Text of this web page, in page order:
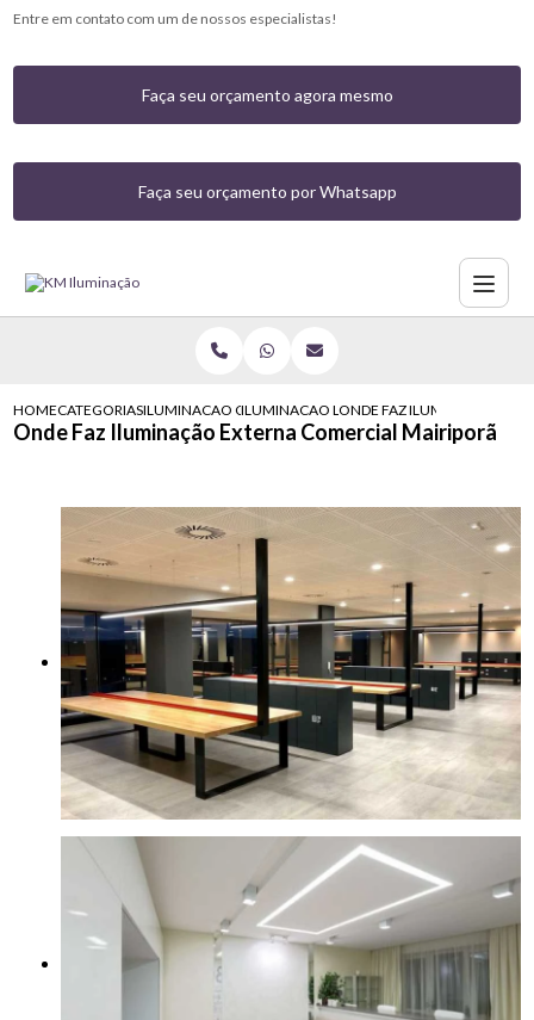
Entre em contato com um de nossos especialistas!
Faça seu orçamento agora mesmo
Faça seu orçamento por Whatsapp
HOMECATEGORIASILUMINACAO COMERCIALILUMINACAO LED COMERCIAL
ONDE FAZ ILUMINACAO
Onde Faz Iluminação Externa Comercial Mairiporã